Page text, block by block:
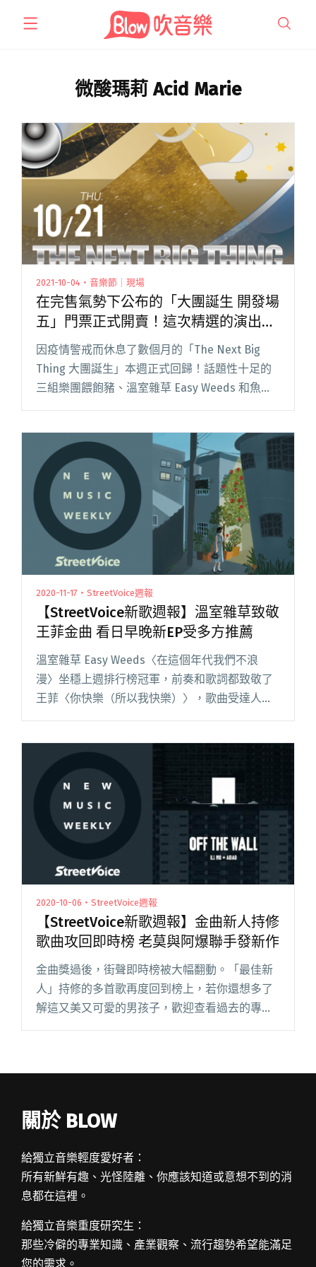
微酸瑪莉 Acid Marie
2021-10-04・音樂節｜現場
在完售氣勢下公布的「大團誕生 開發場
五」門票正式開賣！這次精選的演出陣
容有……?
因疫情警戒而休息了數個月的「The Next Big
Thing 大團誕生」本週正式回歸！話題性十足的
三組樂團餵飽豬、溫室雜草 Easy Weeds ​和魚條
樂團 Fish Stick 即將於 10 月 7 日登上 Legacy 舞
誕生 開發場五」門票正式開賣！這次精選的演出
陣容有……?"
2020-11-17・StreetVoice週報
【StreetVoice新歌週報】溫室雜草致敬
王菲金曲 看日早晚新EP受多方推薦
溫室雜草 Easy Weeds〈在這個年代我們不浪
漫〉坐穩上週排行榜冠軍，前奏和歌詞都致敬了
王菲〈你快樂（所以我快樂）〉，歌曲受達人
愛心的還有 ゲ閱讀全文 "【StreetVoice新歌週
報】溫室雜草致敬王菲金曲 看日早晚新EP受多方
推薦"
2020-10-06・StreetVoice週報
【StreetVoice新歌週報】金曲新人持修
歌曲攻回即時榜 老莫與阿爆聯手發新作
金曲獎過後，街聲即時榜被大幅翻動。「最佳新
人」持修的多首歌再度回到榜上，若你還想多了
解這又美又可愛的男孩子，歡迎查看過去的專
訪；奪下三項大獎的阿爆（阿仍仍），上週也與
關於 BLOW
給獨立音樂輕度愛好者：
所有新鮮有趣、光怪陸離、你應該知道或意想不到的消
息都在這裡。
給獨立音樂重度研究生：
那些冷僻的專業知識、產業觀察、流行趨勢希望能滿足
您的需求。